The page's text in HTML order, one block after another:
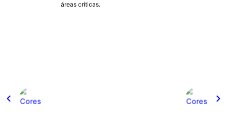
áreas críticas.